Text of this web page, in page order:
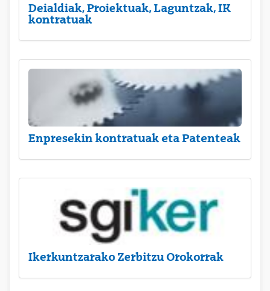
Deialdiak, Proiektuak, Laguntzak, IK
kontratuak
Enpresekin kontratuak eta Patenteak
Ikerkuntzarako Zerbitzu Orokorrak